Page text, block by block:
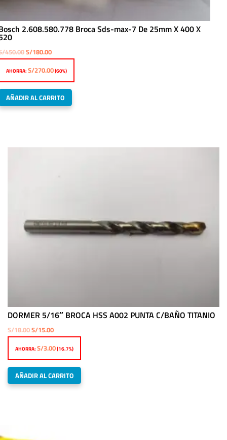
2.608.580.778 Broca Sds-max-7 De 25mm X 400 X
450.00El
era:
S/450.00.
S/180.00El
es:
S/180.00.
AHORRA:S/270.00(60%)
AÑADIR AL CARRITO
DORMER 5/16″ BROCA HSS A002 PUNTA C/BAÑO TITANIO
S/18.00El
era:
S/18.00.
S/15.00El
es:
S/15.00.
AHORRA:S/3.00(16.7%)
AÑADIR AL CARRITO